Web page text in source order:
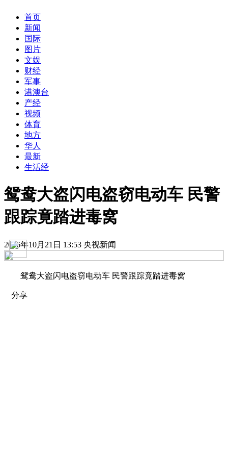
首页
新闻
国际
图片
文娱
财经
军事
港澳台
产经
视频
体育
地方
华人
最新
生活经
鸳鸯大盗闪电盗窃电动车 民警
跟踪竟踏进毒窝
2016年10月21日 13:53 央视新闻
鸳鸯大盗闪电盗窃电动车 民警跟踪竟踏进毒窝
分享